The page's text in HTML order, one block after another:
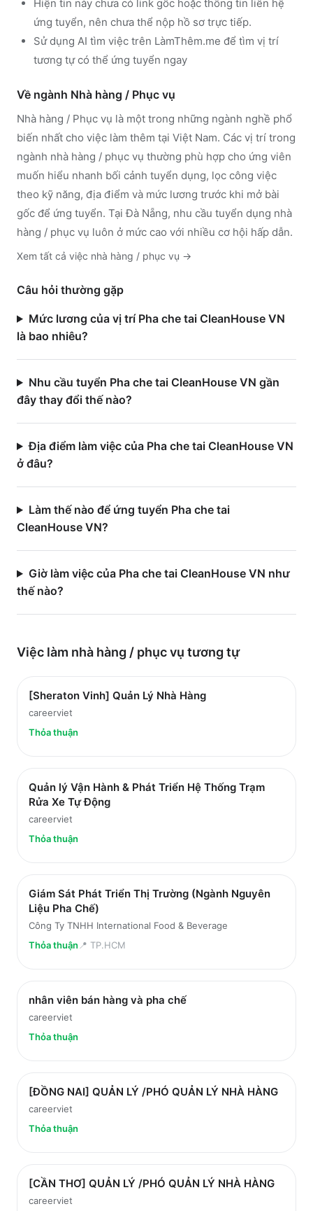
Hiện tin này chưa có link gốc hoặc thông tin liên hệ
ứng tuyển, nên chưa thể nộp hồ sơ trực tiếp.
Sử dụng AI tìm việc trên LàmThêm.me để tìm vị trí
tương tự có thể ứng tuyển ngay
Về ngành Nhà hàng / Phục vụ
Nhà hàng / Phục vụ là một trong những ngành nghề phổ
biến nhất cho việc làm thêm tại Việt Nam. Các vị trí trong
ngành nhà hàng / phục vụ thường phù hợp cho ứng viên
muốn hiểu nhanh bối cảnh tuyển dụng, lọc công việc
theo kỹ năng, địa điểm và mức lương trước khi mở bài
gốc để ứng tuyển. Tại Đà Nẵng, nhu cầu tuyển dụng nhà
hàng / phục vụ luôn ở mức cao với nhiều cơ hội hấp dẫn.
Xem tất cả việc nhà hàng / phục vụ →
Câu hỏi thường gặp
Mức lương của vị trí Pha che tai CleanHouse VN
là bao nhiêu?
Nhu cầu tuyển Pha che tai CleanHouse VN gần
đây thay đổi thế nào?
Địa điểm làm việc của Pha che tai CleanHouse VN
ở đâu?
Làm thế nào để ứng tuyển Pha che tai
CleanHouse VN?
Giờ làm việc của Pha che tai CleanHouse VN như
thế nào?
Việc làm nhà hàng / phục vụ tương tự
[Sheraton Vinh] Quản Lý Nhà Hàng
careerviet
Thỏa thuận
Quản lý Vận Hành & Phát Triển Hệ Thống Trạm
Rửa Xe Tự Động
careerviet
Thỏa thuận
Giám Sát Phát Triển Thị Trường (Ngành Nguyên
Liệu Pha Chế)
Công Ty TNHH International Food & Beverage
Thỏa thuận 📍 TP.HCM
nhân viên bán hàng và pha chế
careerviet
Thỏa thuận
[ĐỒNG NAI] QUẢN LÝ /PHÓ QUẢN LÝ NHÀ HÀNG
careerviet
Thỏa thuận
[CẦN THƠ] QUẢN LÝ /PHÓ QUẢN LÝ NHÀ HÀNG
careerviet